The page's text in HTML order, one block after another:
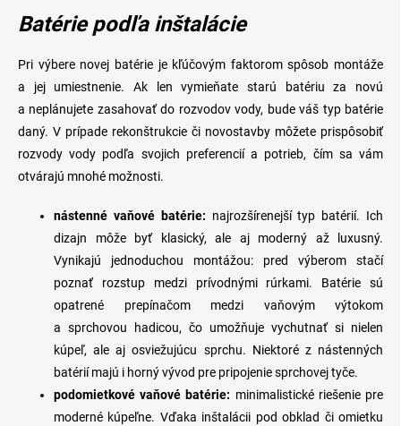
p
u
Batérie podľa inštalácie
Pri výbere novej batérie je kľúčovým faktorom spôsob montáže
a jej umiestnenie. Ak len vymieňate starú batériu za novú
a neplánujete zasahovať do rozvodov vody, bude váš typ batérie
daný. V prípade rekonštrukcie či novostavby môžete prispôsobiť
rozvody vody podľa svojich preferencií a potrieb, čím sa vám
otvárajú mnohé možnosti.
nástenné vaňové batérie: najrozšírenejší typ batérií. Ich
dizajn môže byť klasický, ale aj moderný až luxusný.
Vynikajú jednoduchou montážou: pred výberom stačí
poznať rozstup medzi prívodnými rúrkami. Batérie sú
opatrené prepínačom medzi vaňovým výtokom
a sprchovou hadicou, čo umožňuje vychutnať si nielen
kúpeľ, ale aj osviežujúcu sprchu. Niektoré z nástenných
batérií majú i horný vývod pre pripojenie sprchovej tyče.
podomietkové vaňové batérie: minimalistické riešenie pre
moderné kúpeľne. Vďaka inštalácii pod obklad či omietku